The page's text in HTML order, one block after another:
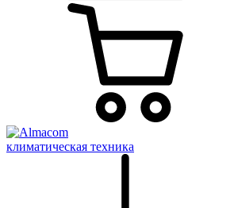
климатическая техника